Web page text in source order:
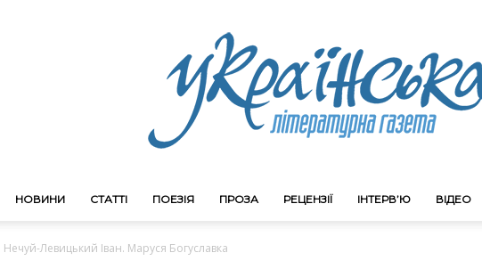
НОВИНИ СТАТТІ ПОЕЗІЯ ПРОЗА РЕЦЕНЗІЇ ІНТЕРВ’Ю ВІДЕО
Нечуй-Левицький Іван. Маруся Богуславка